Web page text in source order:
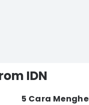
IDN
5 Cara